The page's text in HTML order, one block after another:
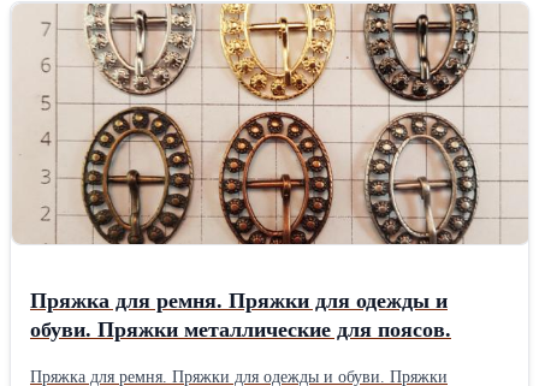
поясов в разных покрытиях; включают пряжку, шлевку и
наконечник, размеры от 10мм до 30мм, в винтажных покрытиях.
Набор Пряжка + шлёвка + наконечник для ремня 40мм в черном
никеле и старой латуни. Комплекты пряжка шлевка наконечник
для обуви 15мм, 20мм в старом серебре. Комплект для кожаного
ремня со стразами в никеле и антике. Продажа мелким оптом.
Работаем с юридическими и физическим лицами. Любые
варианты оплаты. Доставка ТК.
Пряжка для ремня. Пряжки для одежды и
обуви. Пряжки металлические для поясов.
Пряжка для ремня. Пряжки для одежды и обуви. Пряжки